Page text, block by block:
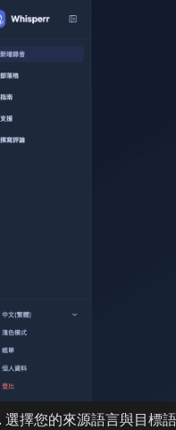
選擇您的來源語言與目標